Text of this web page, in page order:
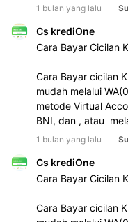
1 bulan yang lalu
Cs krediOne
Cara Bayar Cicilan
Cara Bayar cicilan
mudah melalui
metode Virtual
BNI, dan , atau
1 bulan yang lalu
Cs krediOne
Cara Bayar Cicilan
Cara Bayar cicilan